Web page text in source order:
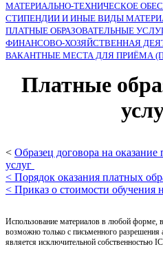
МАТЕРИАЛЬНО-ТЕХНИЧЕСКОЕ
СТИПЕНДИИ И ИНЫЕ ВИДЫ
ПЛАТНЫЕ ОБРАЗОВАТЕЛЬНЫЕ
ФИНАНСОВО-ХОЗЯЙСТВЕННАЯ
ВАКАНТНЫЕ МЕСТА ДЛЯ ПРИЁМА
Платные
< Образец договора на
услуг
< Порядок оказания платных
< Приказ о стоимости обучения
Использование материалов в любой
возможно только с письменного
является исключительной собственностью